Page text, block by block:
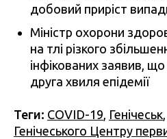
добовий приріст
Міністр охорони
на тлі різкого
інфікованих заявив,
друга хвиля епідемії
Теги: COVID-19 Генічеськ
Генічеського Центру